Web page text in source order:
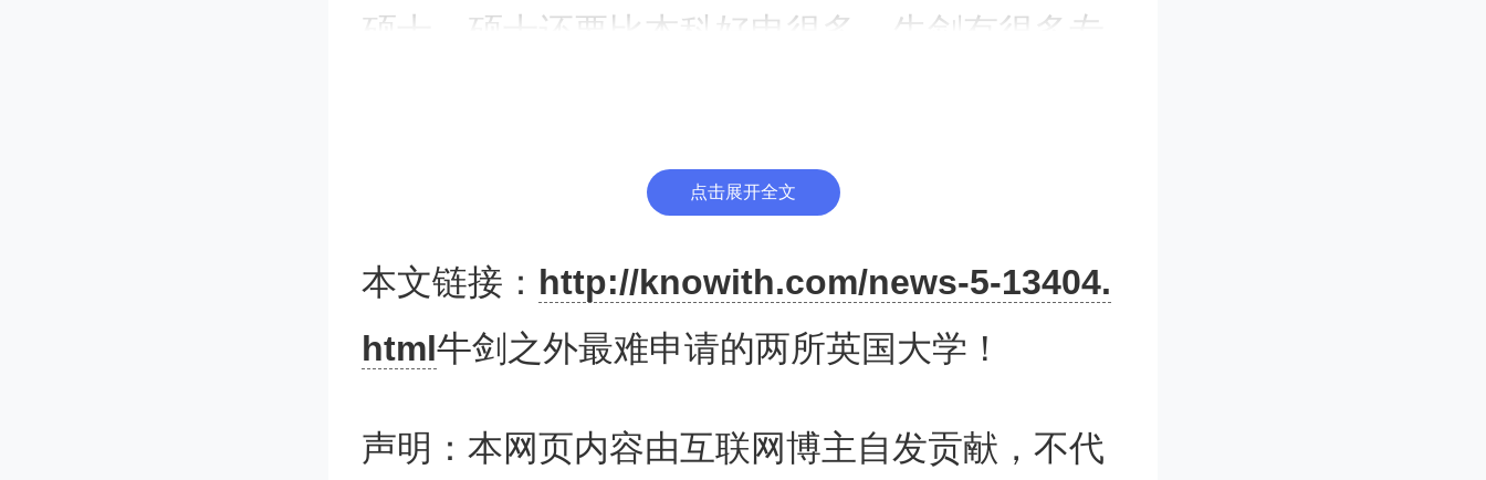
硕士，硕士还要比本科好申很多。牛剑有很多专
现，还有些学校，真实申请难度反而比这些更
今天我们聊下，我个人从业这么多年以来，除了
比较难估算到录取率。
点击展开全文
本文链接： http://knowith.com/news-5-13404.
html牛剑之外最难申请的两所英国大学！
声明：本网页内容由互联网博主自发贡献，不代